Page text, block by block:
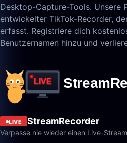
Desktop-Capture-Tools. Unsere
entwickelter TikTok-Recorder,
erfasst. Registriere dich
Benutzernamen hinzu und
LIVE StreamRecorder
Verpasse nie wieder einen Live-Stream